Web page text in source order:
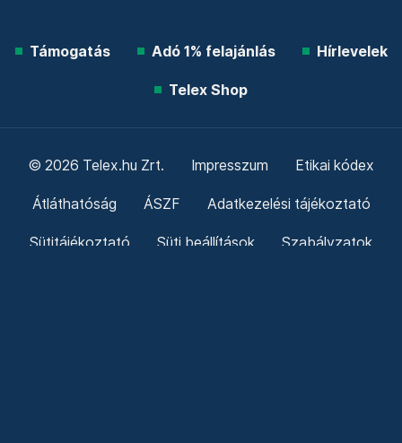
Támogatás Adó 1% felajánlás Hírlevelek
Telex Shop
© 2026 Telex.hu Zrt. Impresszum Etikai kódex
Átláthatóság ÁSZF Adatkezelési tájékoztató
Sütitájékoztató Süti beállítások Szabályzatok